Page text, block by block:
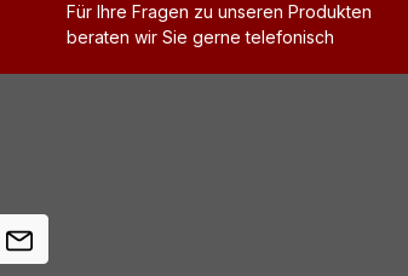
Für Ihre Fragen zu unseren Produkten
beraten wir Sie gerne telefonisch